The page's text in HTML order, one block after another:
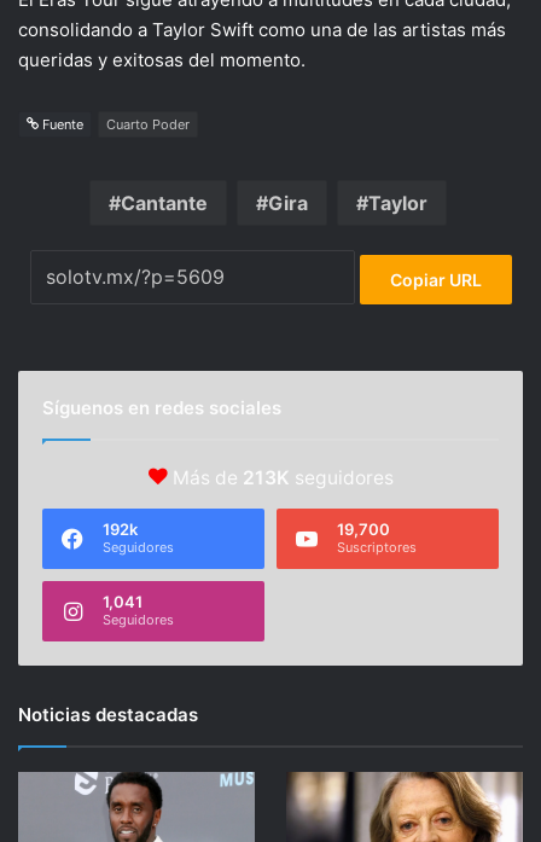
consolidando a Taylor Swift como una de las artistas más
queridas y exitosas del momento.
Fuente Cuarto Poder
Cantante Gira Taylor
Copiar URL
Síguenos en redes sociales
Más de 213K seguidores
192k
Seguidores
19,700
Suscriptores
1,041
Seguidores
Noticias destacadas